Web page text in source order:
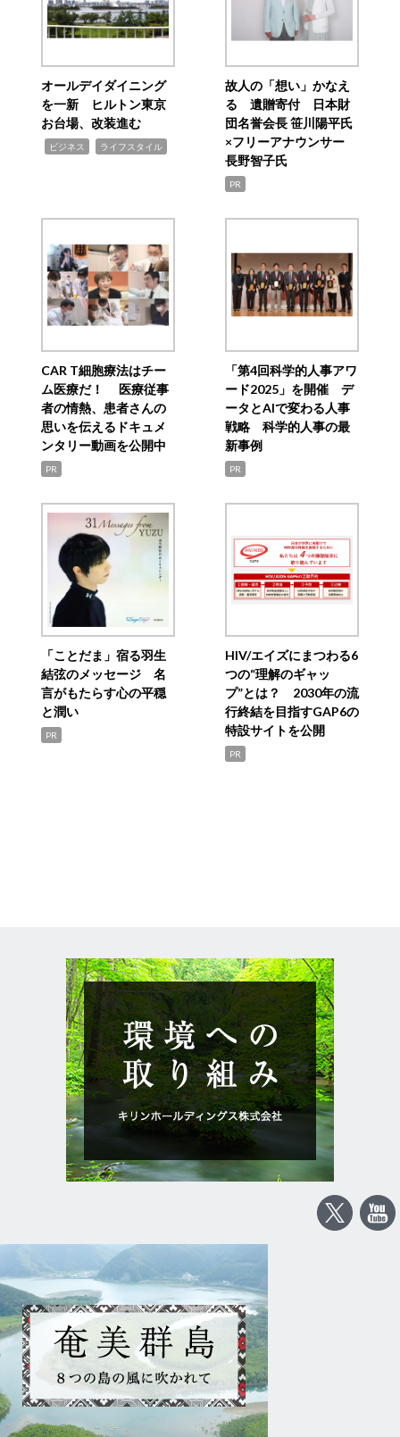
オールデイダイニング
を一新 ヒルトン東京
お台場、改装進む
ビジネス ライフスタイル
故人の「想い」かなえ
る 遺贈寄付 日本財
団名誉会長 笹川陽平氏
×フリーアナウンサー
長野智子氏
PR
CAR T細胞療法はチー
ム医療だ！ 医療従事
者の情熱、患者さんの
思いを伝えるドキュメ
ンタリー動画を公開中
PR
「第4回科学的人事アワ
ード2025」を開催 デ
ータとAIで変わる人事
戦略 科学的人事の最
新事例
PR
「ことだま」宿る羽生
結弦のメッセージ 名
言がもたらす心の平穏
と潤い
PR
HIV/エイズにまつわる6
つの“理解のギャッ
プ”とは？ 2030年の流
行終結を目指すGAP6の
特設サイトを公開
PR